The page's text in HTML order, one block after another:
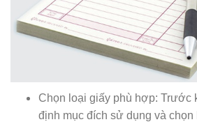
Chọn loại giấy phù hợp: Trước
định mục đích sử dụng và